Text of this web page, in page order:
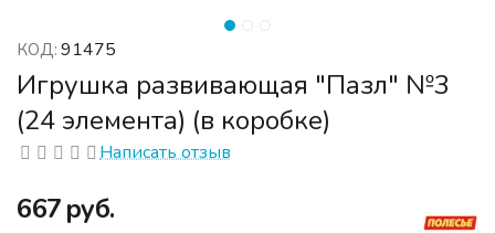
КОД: 91475
Игрушка развивающая "Пазл" №3
(24 элемента) (в коробке)
Написать отзыв
‍667‍руб.